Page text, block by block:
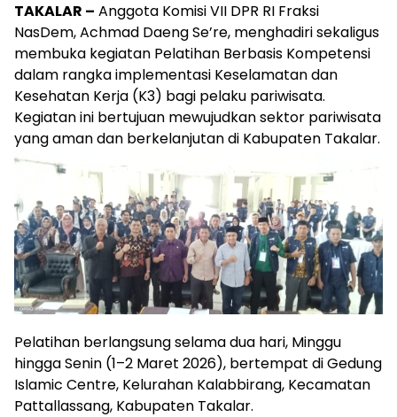
TAKALAR – Anggota Komisi VII DPR RI Fraksi
NasDem, Achmad Daeng Se’re, menghadiri sekaligus
membuka kegiatan Pelatihan Berbasis Kompetensi
dalam rangka implementasi Keselamatan dan
Kesehatan Kerja (K3) bagi pelaku pariwisata.
Kegiatan ini bertujuan mewujudkan sektor pariwisata
yang aman dan berkelanjutan di Kabupaten Takalar.
Pelatihan berlangsung selama dua hari, Minggu
hingga Senin (1–2 Maret 2026), bertempat di Gedung
Islamic Centre, Kelurahan Kalabbirang, Kecamatan
Pattallassang, Kabupaten Takalar.